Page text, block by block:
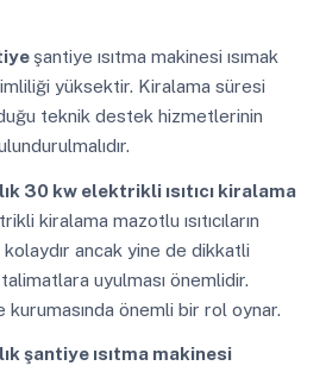
şantiye ısıtma makinesi ısımak
yüksektir. Kiralama süresi
teknik destek hizmetlerinin
30 kw elektrikli ısıtıcı kiralama
kiralama mazotlu ısıtıcıların
kolaydır ancak yine de dikkatli
uyulması önemlidir.
kurumasında önemli bir rol oynar.
şantiye ısıtma makinesi